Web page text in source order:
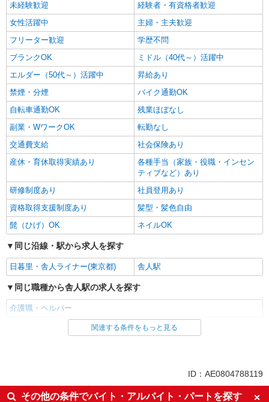
未経験歓迎
経験者・有資格者歓迎
女性活躍中
主婦・主夫歓迎
フリーター歓迎
学歴不問
ブランクOK
ミドル（40代～）活躍中
エルダー（50代～）活躍中
昇給あり
禁煙・分煙
バイク通勤OK
自転車通勤OK
残業ほぼなし
副業・WワークOK
転勤なし
交通費支給
社会保険あり
産休・育休取得実績あり
各種手当（家族・役職・インセン
ティブなど）あり
研修制度あり
社員登用あり
資格取得支援制度あり
髪型・髪色自由
髭（ひげ）OK
ネイルOK
同じ沿線・駅から求人を探す
日暮里・舎人ライナー(東京都) 舎人駅
同じ職種から舎人駅の求人を探す
介護職・ヘルパー
同じ雇用形態から舎人駅の求人を探す
入社日応相談
即日勤務OK
関連する条件をもっと見る
ID：AE0804788119
その他の条件でバイト・アルバイト・パートを探す